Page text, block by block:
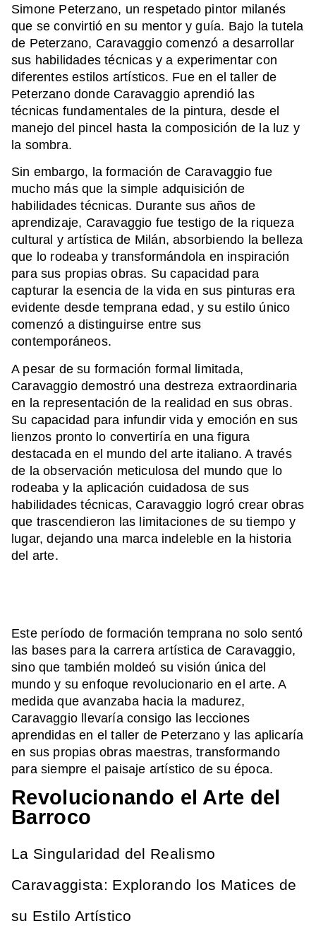
Simone Peterzano, un respetado pintor milanés
que se convirtió en su mentor y guía. Bajo la tutela
de Peterzano, Caravaggio comenzó a desarrollar
sus habilidades técnicas y a experimentar con
diferentes estilos artísticos. Fue en el taller de
Peterzano donde Caravaggio aprendió las
técnicas fundamentales de la pintura, desde el
manejo del pincel hasta la composición de la luz y
la sombra.
Sin embargo, la formación de Caravaggio fue
mucho más que la simple adquisición de
habilidades técnicas. Durante sus años de
aprendizaje, Caravaggio fue testigo de la riqueza
cultural y artística de Milán, absorbiendo la belleza
que lo rodeaba y transformándola en inspiración
para sus propias obras. Su capacidad para
capturar la esencia de la vida en sus pinturas era
evidente desde temprana edad, y su estilo único
comenzó a distinguirse entre sus
contemporáneos.
A pesar de su formación formal limitada,
Caravaggio demostró una destreza extraordinaria
en la representación de la realidad en sus obras.
Su capacidad para infundir vida y emoción en sus
lienzos pronto lo convertiría en una figura
destacada en el mundo del arte italiano. A través
de la observación meticulosa del mundo que lo
rodeaba y la aplicación cuidadosa de sus
habilidades técnicas, Caravaggio logró crear obras
que trascendieron las limitaciones de su tiempo y
lugar, dejando una marca indeleble en la historia
del arte.
Este período de formación temprana no solo sentó
las bases para la carrera artística de Caravaggio,
sino que también moldeó su visión única del
mundo y su enfoque revolucionario en el arte. A
medida que avanzaba hacia la madurez,
Caravaggio llevaría consigo las lecciones
aprendidas en el taller de Peterzano y las aplicaría
en sus propias obras maestras, transformando
para siempre el paisaje artístico de su época.
Revolucionando el Arte del
Barroco
La Singularidad del Realismo
Caravaggista: Explorando los Matices de
su Estilo Artístico